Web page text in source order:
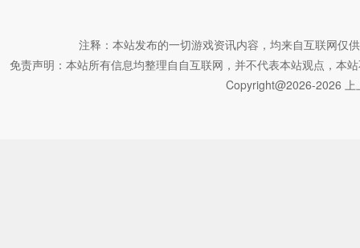
注释：本站发布的一切游戏资讯内容，均来自互联网仅
免责声明：本站所有信息均整理自自互联网，并不代表本站观点，本
Copyright@2026-2026